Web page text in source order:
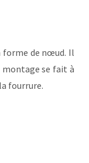
forme de nœud. Il
se fait à
fourrure.